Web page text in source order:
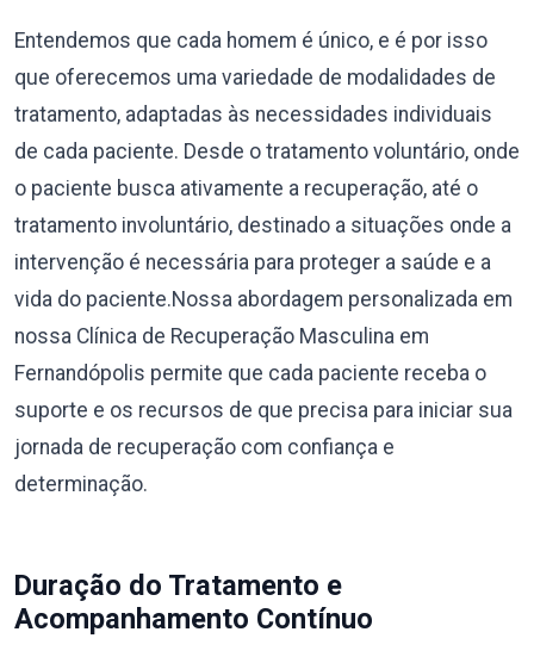
Entendemos que cada homem é único, e é por isso
que oferecemos uma variedade de modalidades de
tratamento, adaptadas às necessidades individuais
de cada paciente. Desde o tratamento voluntário, onde
o paciente busca ativamente a recuperação, até o
tratamento involuntário, destinado a situações onde a
intervenção é necessária para proteger a saúde e a
vida do paciente.Nossa abordagem personalizada em
nossa Clínica de Recuperação Masculina em
Fernandópolis permite que cada paciente receba o
suporte e os recursos de que precisa para iniciar sua
jornada de recuperação com confiança e
determinação.
Duração do Tratamento e
Acompanhamento Contínuo